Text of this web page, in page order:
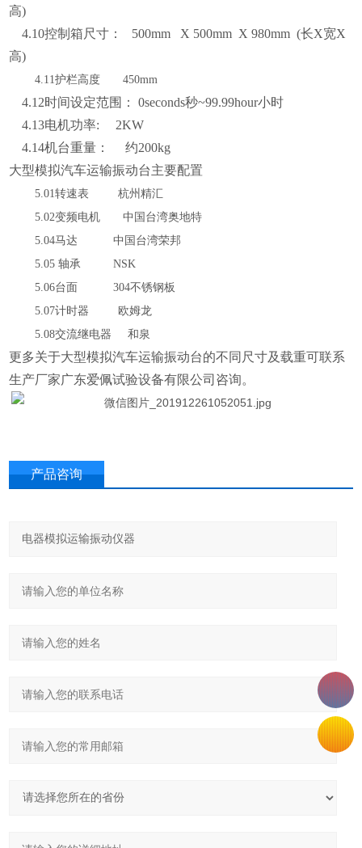
高)
4.10控制箱尺寸： 500mm X 500mm X 980mm (长X宽X
高)
4.11护栏高度 450mm
4.12时间设定范围： 0seconds秒~99.99hour小时
4.13电机功率: 2KW
4.14机台重量： 约200kg
大型模拟汽车运输振动台主要配置
5.01转速表 杭州精汇
5.02变频电机 中国台湾奥地特
5.04马达 中国台湾荣邦
5.05 轴承 NSK
5.06台面 304不锈钢板
5.07计时器 欧姆龙
5.08交流继电器 和泉
更多关于大型模拟汽车运输振动台的不同尺寸及载重可联系
生产厂家广东爱佩试验设备有限公司咨询。
产品咨询